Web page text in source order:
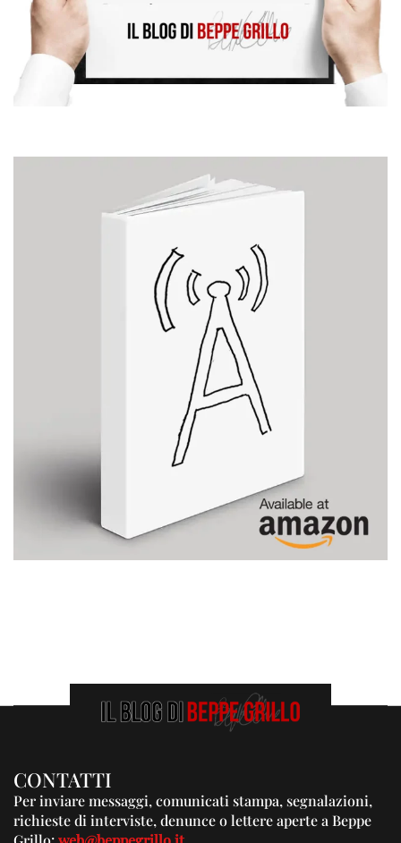
CONTATTI
Per inviare messaggi, comunicati stampa, segnalazioni,
richieste di interviste, denunce o lettere aperte a Beppe